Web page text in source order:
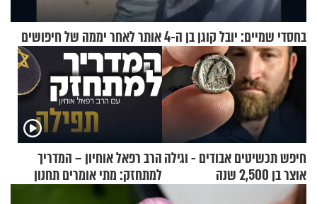
בחסדי שמיים: יובל קוגן בן ה-4 אותר לאחר יממה של חיפושים
חיפש תכשיטים אבודים - וגילה
אוצר בן 2,500 שנה
הרב רפאל אוחיון – המדריך
למתחזק: מתי אומרים תחנון
ואיך עולים לתורה?